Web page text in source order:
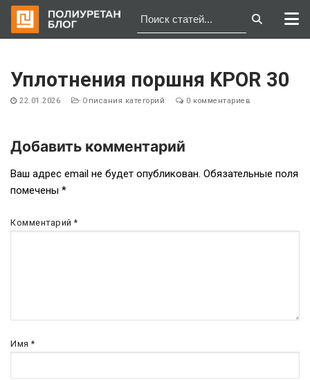
содержимому
Уплотнения поршня KPOR 30
22.01.2026 Описания категорий 0 комментариев
Навигация
по
записям
Добавить комментарий
Ваш адрес email не будет опубликован. Обязательные поля
помечены *
Комментарий*
Имя*